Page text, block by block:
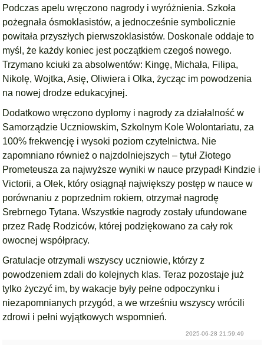
Podczas apelu wręczono nagrody i wyróżnienia. Szkoła
pożegnała ósmoklasistów, a jednocześnie symbolicznie
powitała przyszłych pierwszoklasistów. Doskonale oddaje to
myśl, że każdy koniec jest początkiem czegoś nowego.
Trzymano kciuki za absolwentów: Kingę, Michała, Filipa,
Nikolę, Wojtka, Asię, Oliwiera i Olka, życząc im powodzenia
na nowej drodze edukacyjnej.
Dodatkowo wręczono dyplomy i nagrody za działalność w
Samorządzie Uczniowskim, Szkolnym Kole Wolontariatu, za
100% frekwencję i wysoki poziom czytelnictwa. Nie
zapomniano również o najzdolniejszych – tytuł Złotego
Prometeusza za najwyższe wyniki w nauce przypadł Kindzie i
Victorii, a Olek, który osiągnął największy postęp w nauce w
porównaniu z poprzednim rokiem, otrzymał nagrodę
Srebrnego Tytana. Wszystkie nagrody zostały ufundowane
przez Radę Rodziców, której podziękowano za cały rok
owocnej współpracy.
Gratulacje otrzymali wszyscy uczniowie, którzy z
powodzeniem zdali do kolejnych klas. Teraz pozostaje już
tylko życzyć im, by wakacje były pełne odpoczynku i
niezapomnianych przygód, a we wrześniu wszyscy wrócili
zdrowi i pełni wyjątkowych wspomnień.
2025-06-28 21:59:49